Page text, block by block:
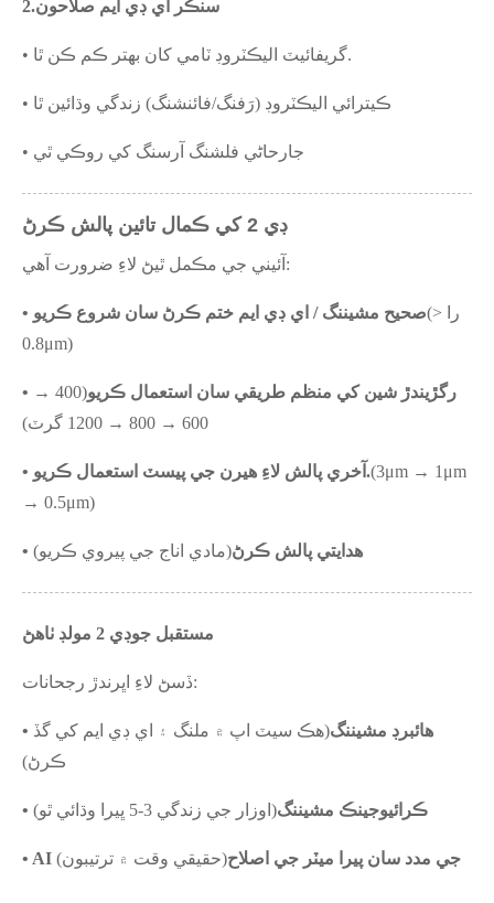
2.سنڪر اي ڊي ايم صلاحون
• گريفائيٽ اليڪٽروڊ ٽامي کان بهتر ڪم ڪن ٿا.
• ڪيترائي اليڪٽروڊ (رَفنگ/فائنشنگ) زندگي وڌائين ٿا
• جارحاڻي فلشنگ آرسنگ کي روڪي ٿي
ڊي 2 کي ڪمال تائين پالش ڪرڻ
آئيني جي مڪمل ٿيڻ لاءِ ضرورت آهي:
• صحيح مشيننگ / اي ڊي ايم ختم ڪرڻ سان شروع ڪريو(را <
0.8μm)
• رگڙيندڙ شين کي منظم طريقي سان استعمال ڪريو
(400 →
600 → 800 → 1200 گرٽ)
• آخري پالش لاءِ هيرن جي پيسٽ استعمال ڪريو.(3μm → 1μm
→ 0.5μm)
• هدايتي پالش ڪرڻ(مادي اناج جي پيروي ڪريو)
مستقبل جوڊي 2 مولڊ ٺاهڻ
ڏسڻ لاءِ اڀرندڙ رجحانات:
• هائبرڊ مشيننگ(هڪ سيٽ اپ ۾ ملنگ ۽ اي ڊي ايم کي گڏ
ڪرڻ)
• ڪرائيوجينڪ مشيننگ(اوزار جي زندگي 3-5 ڀيرا وڌائي ٿو)
• AI جي مدد سان پيرا ميٽر جي اصلاح(حقيقي وقت ۾ ترتيبون)